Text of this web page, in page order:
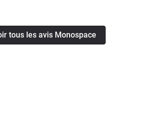
tous les avis Monospace